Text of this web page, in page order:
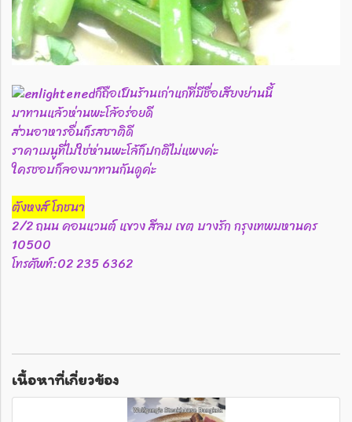
ก็ถือเป็นร้านเก่าแก่ที่มีชื่อเสียงย่านนี้
มาทานแล้วห่านพะโล้อร่อยดี
ส่วนอาหารอื่นก็รสชาติดี
ราคาเมนูที่ไม่ใช่ห่านพะโล้ก็ปกติไม่แพงค่ะ
ใครชอบก็ลองมาทานกันดูค่ะ
ตังหงส์ โภชนา
2/2 ถนน คอนแวนต์ แขวง สีลม เขต บางรัก กรุงเทพมหานคร
10500
โทรศัพท์:02 235 6362
เนื้อหาที่เกี่ยวข้อง